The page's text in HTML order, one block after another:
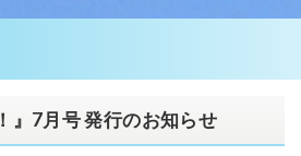
』7月号 発行のお知らせ